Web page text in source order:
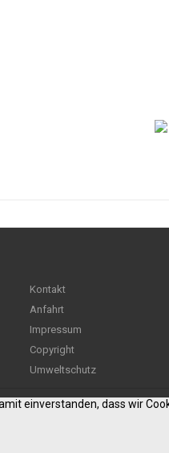
Kontakt
Anfahrt
Impressum
Copyright
Umweltschutz
einverstanden, dass wir